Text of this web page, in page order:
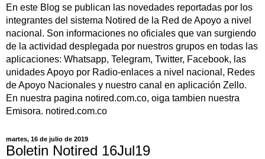
En este Blog se publican las novedades reportadas por los
integrantes del sistema Notired de la Red de Apoyo a nivel
nacional. Son informaciones no oficiales que van surgiendo
de la actividad desplegada por nuestros grupos en todas las
aplicaciones: Whatsapp, Telegram, Twitter, Facebook, las
unidades Apoyo por Radio-enlaces a nivel nacional, Redes
de Apoyo Nacionales y nuestro canal en aplicación Zello.
En nuestra pagina notired.com.co, oiga tambien nuestra
Emisora. notired.com.co
martes, 16 de julio de 2019
Boletin Notired 16Jul19